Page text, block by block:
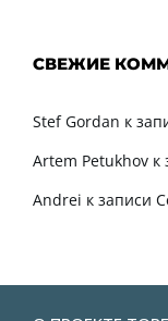
СВЕЖИЕ
Stef Gordan к
Artem Petukhov к
Andrei к записи